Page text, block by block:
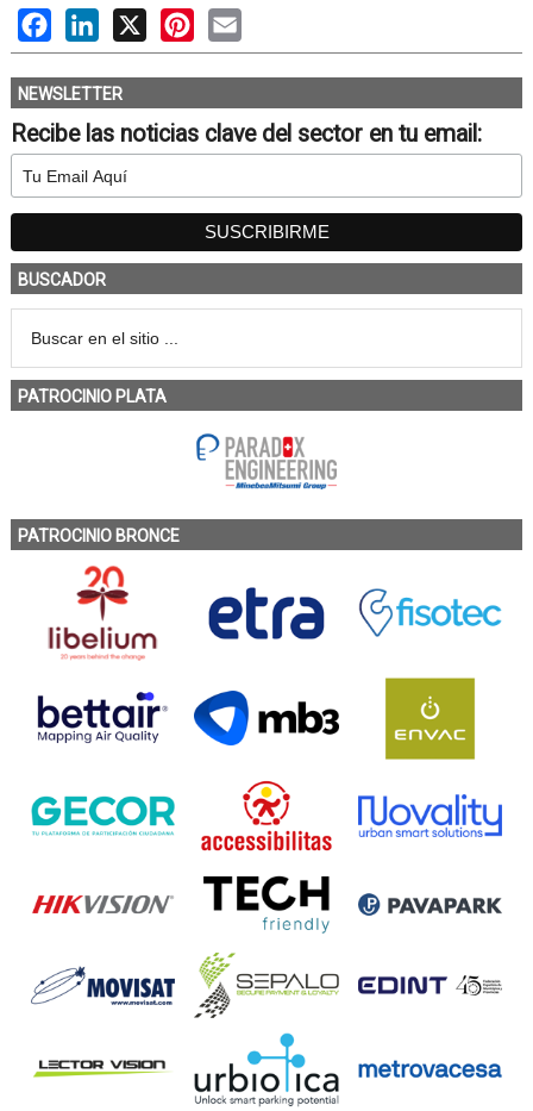
FacebookLinkedIn
X PinterestEmail
NEWSLETTER
Recibe las noticias clave del sector en tu email:
BUSCADOR
PATROCINIO PLATA
PATROCINIO BRONCE